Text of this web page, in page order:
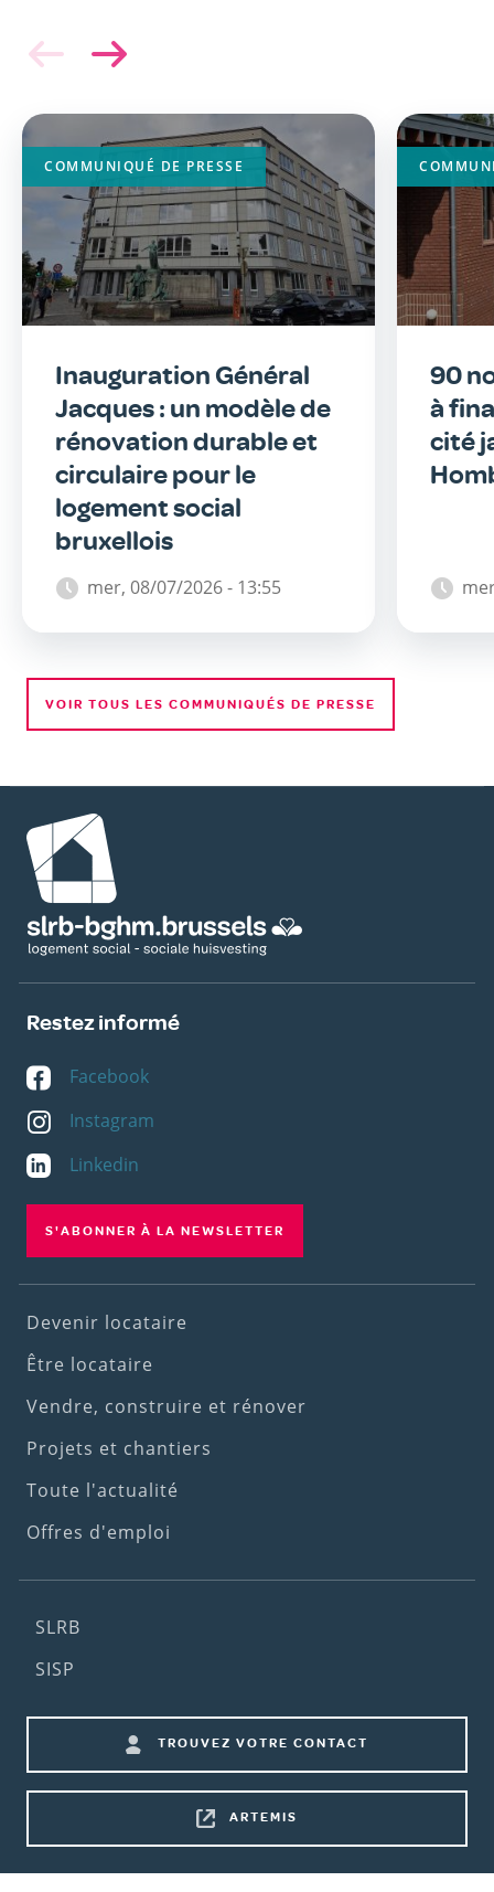
Image
principale
Inauguration Général
Jacques : un modèle de
rénovation durable et
circulaire pour le
logement social
bruxellois
mer, 08/07/2026 - 13:55
COMMUNIQUÉ DE PRESSE
Image
90
à
cité
VOIR TOUS LES COMMUNIQUÉS DE PRESSE
Image
Restez informé
Facebook
Instagram
Linkedin
S'ABONNER À LA NEWSLETTER
Footer
(1st
menu)
Devenir locataire
Être locataire
Vendre, construire et rénover
Projets et chantiers
Toute l'actualité
Offres d'emploi
Footer
(2nd
SLRB
SISP
Footer
shortcuts
TROUVEZ VOTRE CONTACT
ARTEMIS